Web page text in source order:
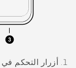
أزرار التحكم في